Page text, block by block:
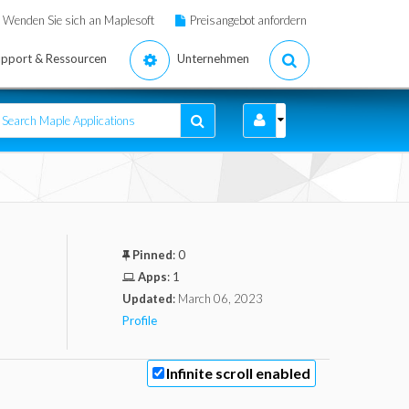
Wenden Sie sich an Maplesoft Preisangebot anfordern
& Ressourcen Unternehmen
Pinned:0
Apps: 1
Updated: March 06, 2023
Profile
Infinite scroll enabled